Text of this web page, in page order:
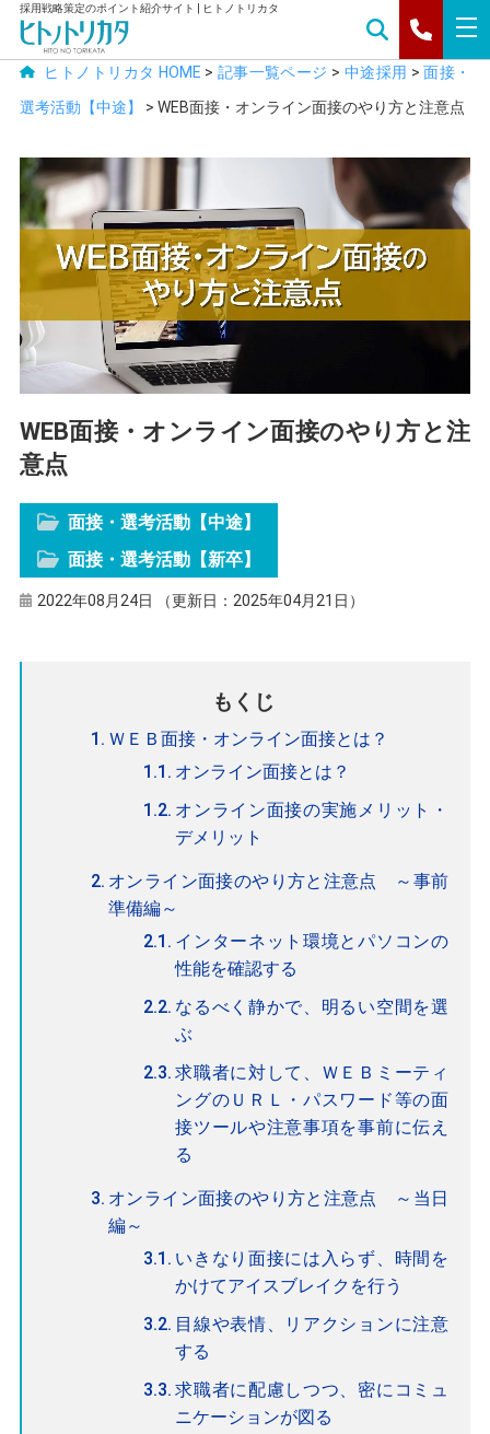
採用戦略策定のポイント紹介サイト | ヒトノトリカタ
ヒトノトリカタ HOME > 記事一覧ページ > 中途採用 >面接・
選考活動【中途】
> WEB面接・オンライン面接のやり方と注意点
WEB面接・オンライン面接のやり方と注
意点
面接・選考活動【中途】
面接・選考活動【新卒】
2022年08月24日 （更新日：2025年04月21日）
もくじ
ＷＥＢ面接・オンライン面接とは？
オンライン面接とは？
オンライン面接の実施メリット・
デメリット
オンライン面接のやり方と注意点 ～事前
準備編～
インターネット環境とパソコンの
性能を確認する
なるべく静かで、明るい空間を選
ぶ
求職者に対して、ＷＥＢミーティ
ングのＵＲＬ・パスワード等の面
接ツールや注意事項を事前に伝え
る
オンライン面接のやり方と注意点 ～当日
編～
いきなり面接には入らず、時間を
かけてアイスブレイクを行う
目線や表情、リアクションに注意
する
求職者に配慮しつつ、密にコミュ
ニケーションが図る